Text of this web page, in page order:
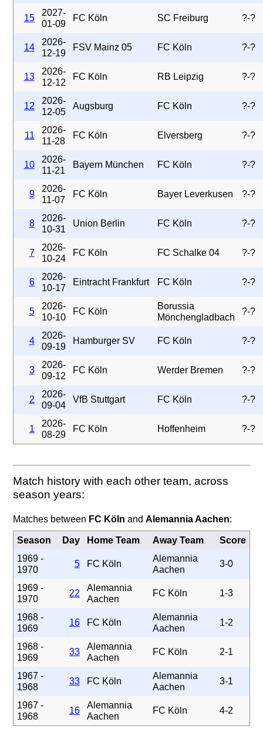
15
2027-
01-09
FC Köln SC Freiburg ?-?
14
2026-
12-19
FSV Mainz 05 FC Köln ?-?
13
2026-
12-12
FC Köln RB Leipzig ?-?
12
2026-
12-05
Augsburg FC Köln ?-?
11
2026-
11-28
FC Köln Elversberg ?-?
10
2026-
11-21
Bayern München FC Köln ?-?
9
2026-
11-07
FC Köln Bayer Leverkusen ?-?
8
2026-
10-31
Union Berlin FC Köln ?-?
7
2026-
10-24
FC Köln FC Schalke 04 ?-?
6
2026-
10-17
Eintracht Frankfurt FC Köln ?-?
5
2026-
10-10
FC Köln
Borussia
Mönchengladbach
?-?
4
2026-
09-19
Hamburger SV FC Köln ?-?
3
2026-
09-12
FC Köln Werder Bremen ?-?
2
2026-
09-04
VfB Stuttgart FC Köln ?-?
1
2026-
08-29
FC Köln Hoffenheim ?-?
Match history with each other team, across
season years:
Matches between FC Köln and Alemannia Aachen:
Season Day Home Team Away Team
Score
1969 -
1970
5 FC Köln
Alemannia
Aachen
3-0
1969 -
1970
22
Alemannia
Aachen
FC Köln 1-3
1968 -
1969
16 FC Köln
Alemannia
Aachen
1-2
1968 -
1969
33
Alemannia
Aachen
FC Köln 2-1
1967 -
1968
33 FC Köln
Alemannia
Aachen
3-1
1967 -
1968
16
Alemannia
Aachen
FC Köln 4-2